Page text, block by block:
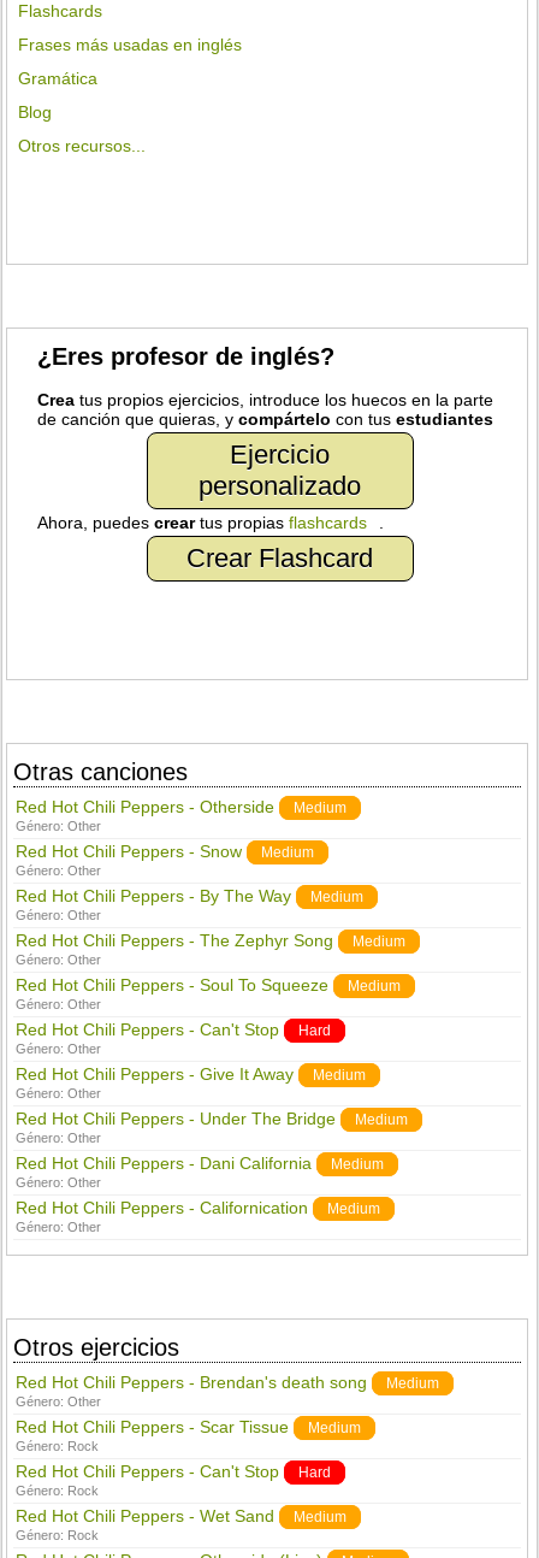
Flashcards
Frases más usadas en inglés
Gramática
Blog
Otros recursos...
¿Eres profesor de inglés?
Crea tus propios ejercicios, introduce los huecos en la parte
de canción que quieras, ycompártelo con tusestudiantes
Ejercicio
personalizado
Ahora, puedescreartus propiasflashcards
Crear Flashcard
Otras canciones
Red Hot Chili Peppers - Otherside Medium
Género:Other
Red Hot Chili Peppers - Snow Medium
Género:Other
Red Hot Chili Peppers - By The Way Medium
Género:Other
Red Hot Chili Peppers - The Zephyr Song Medium
Género:Other
Red Hot Chili Peppers - Soul To Squeeze Medium
Género:Other
Red Hot Chili Peppers - Can't Stop Hard
Género:Other
Red Hot Chili Peppers - Give It Away Medium
Género:Other
Red Hot Chili Peppers - Under The Bridge Medium
Género:Other
Red Hot Chili Peppers - Dani California Medium
Género:Other
Red Hot Chili Peppers - Californication Medium
Género:Other
Otros ejercicios
Red Hot Chili Peppers - Brendan's death song Medium
Género:Other
Red Hot Chili Peppers - Scar Tissue Medium
Género: Rock
Red Hot Chili Peppers - Can't Stop Hard
Género: Rock
Red Hot Chili Peppers - Wet Sand Medium
Género: Rock